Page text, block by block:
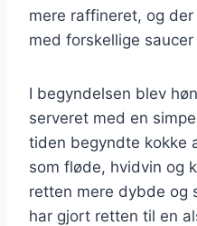
mere raffineret, og
med forskellige
I begyndelsen blev
serveret med en
tiden begyndte kokke
som fløde, hvidvin og
retten mere dybde og
har gjort retten til en